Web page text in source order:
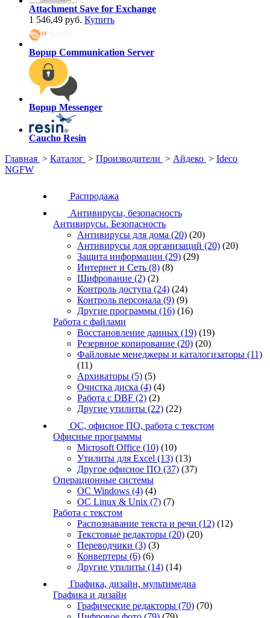
Attachment Save for Exchange
1 546,49 руб. Купить
Bopup Communication Server
Bopup Messenger
Caucho Resin
Главная > Каталог > Производители > Айдеко > Ideco
NGFW
Распродажа
Антивирусы, безопасность
Антивирусы. Безопасность
Антивирусы для дома (20) (20)
Антивирусы для организаций (20) (20)
Защита информации (29) (29)
Интернет и Сеть (8) (8)
Шифрование (2) (2)
Контроль доступа (24) (24)
Контроль персонала (9) (9)
Другие программы (16) (16)
Работа с файлами
Восстановление данных (19) (19)
Резервное копирование (20) (20)
Файловые менеджеры и каталогизаторы (11)
(11)
Архиваторы (5) (5)
Очистка диска (4) (4)
Работа с DBF (2) (2)
Другие утилиты (22) (22)
ОС, офисное ПО, работа с текстом
Офисные программы
Microsoft Office (10) (10)
Утилиты для Excel (13) (13)
Другое офисное ПО (37) (37)
Операционные системы
ОС Windows (4) (4)
ОС Linux & Unix (7) (7)
Работа с текстом
Распознавание текста и речи (12) (12)
Текстовые редакторы (20) (20)
Переводчики (3) (3)
Конвертеры (6) (6)
Другие утилиты (14) (14)
Графика, дизайн, мультимедиа
Графика и дизайн
Графические редакторы (70) (70)